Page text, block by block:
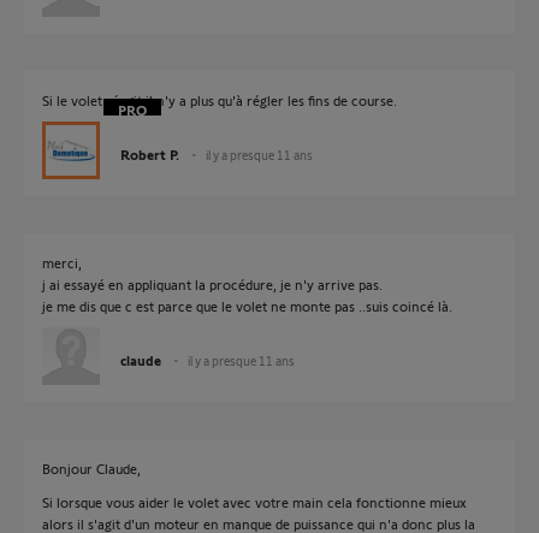
Si le volet réagit il n'y a plus qu'à régler les fins de course.
Robert P. il y a presque 11 ans
merci,
j ai essayé en appliquant la procédure, je n'y arrive pas.
je me dis que c est parce que le volet ne monte pas ..suis coincé là.
claude il y a presque 11 ans
Bonjour Claude,
Si lorsque vous aider le volet avec votre main cela fonctionne mieux
alors il s'agit d'un moteur en manque de puissance qui n'a donc plus la